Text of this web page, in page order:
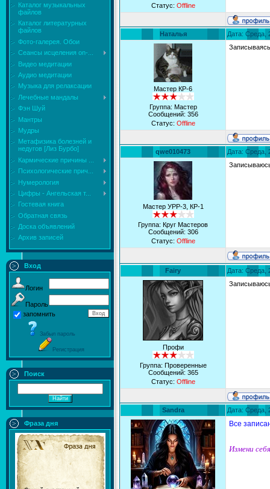
Каталог музыкальных
файлов
Каталог литературных
файлов
Фото-галерея. Обои
Сеансы исцеления on-...
Видео медитации
Аудио медитации
Музыка для релаксации
Лечебные мандалы
Фэн Шуй
Мантры
Мудры
Mетафизика болезней и
недугов [Лиз Бурбо]
Кармические причины ...
Психологические прич...
Нумерология
Цифры - Ангельская т...
Гостевая книга
Обратная связь
Доска объявлений
Архив записей
Вход
Логин
Пароль
запомнить
Забыл пароль
Регистрация
Поиск
Фраза дня
Статус: Offline
Наталья Дата: Среда,
Мастер КР-6
Группа: Мастер
Сообщений: 356
Статус: Offline
qwe010473 Дата: Среда,
Мастер УРР-3, КР-1
Группа: Круг Мастеров
Сообщений: 306
Статус: Offline
Fairy Дата: Среда,
Профи
Группа: Проверенные
Сообщений: 365
Статус: Offline
Sandra Дата: Среда,
Все
Измени